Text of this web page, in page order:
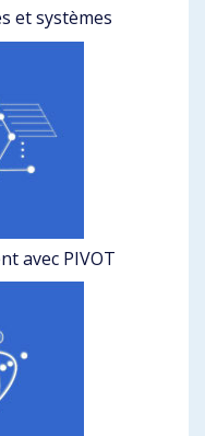
et systèmes
avec PIVOT